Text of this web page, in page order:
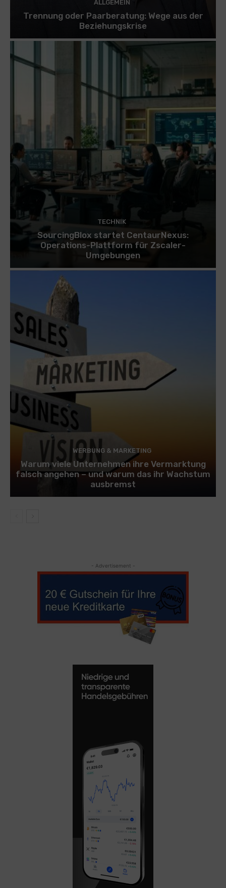
ALLGEMEIN
Trennung oder Paarberatung: Wege aus der
Beziehungskrise
TECHNIK
SourcingBlox startet CentaurNexus:
Operations-Plattform für Zscaler-
Umgebungen
WERBUNG & MARKETING
Warum viele Unternehmen ihre Vermarktung
falsch angehen – und warum das ihr Wachstum
ausbremst
- Advertisement -